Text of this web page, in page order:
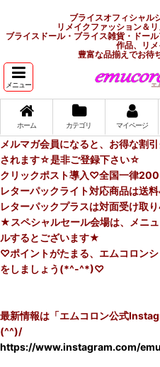
ブライスオフィシャ
リメイクファッション＆
ブライスドール・ブライス雑貨・ドー
作品、リ
豊富な品揃えでお待
メニュー
ホーム カテゴリ マイページ
メルマガ会員になると、お得な割
されます☆是非ご登録下さい☆
クリックポスト導入♡全国一律
レターパックライト対応商品は
レターパックプラスは対面受け取
★スペシャルセール会場は、メニ
ルするとございます★
♡ポイントがたまる、エムコロン
をしましょう(*^-^*)♡
最新情報は「エムコロン公式
(^^)/
https://www.instagram.com/